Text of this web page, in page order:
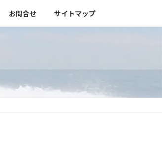
お問合せ サイトマップ